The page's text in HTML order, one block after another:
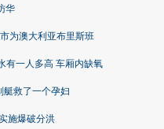
华
为澳大利亚布里斯班
有一人多高 车厢内缺氧
艇救了一个孕妇
施爆破分洪